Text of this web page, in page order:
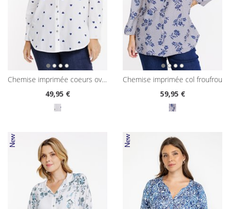
chemise imprimée coeurs oversized
49,95 €
chemise imprimée col froufrou
59,95 €